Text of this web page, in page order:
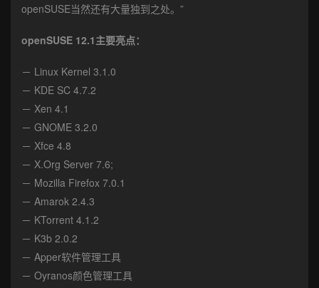
openSUSE当然还有大量独到之处。”
openSUSE 12.1主要亮点：
－ Linux Kernel 3.1.0
－ KDE SC 4.7.2
－ Xen 4.1
－ GNOME 3.2.0
－ Xfce 4.8
－ X.Org Server 7.6;
－ Mozilla Firefox 7.0.1
－ Amarok 2.4.3
－ KTorrent 4.1.2
－ K3b 2.0.2
－ Apper软件管理工具
－ Oyranos颜色管理工具